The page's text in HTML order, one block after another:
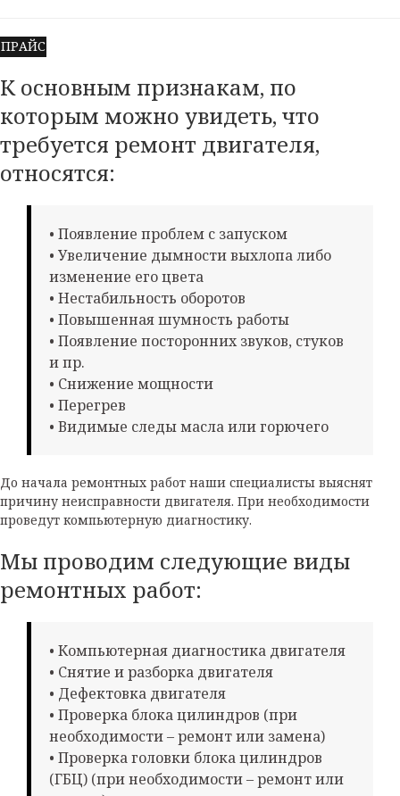
ПРАЙС
К основным признакам, по
которым можно увидеть, что
требуется ремонт двигателя,
относятся:
• Появление проблем с запуском
• Увеличение дымности выхлопа либо
изменение его цвета
• Нестабильность оборотов
• Повышенная шумность работы
• Появление посторонних звуков, стуков
и пр.
• Снижение мощности
• Перегрев
• Видимые следы масла или горючего
До начала ремонтных работ наши специалисты выяснят
причину неисправности двигателя. При необходимости
проведут компьютерную диагностику.
Мы проводим следующие виды
ремонтных работ:
• Компьютерная диагностика двигателя
• Снятие и разборка двигателя
• Дефектовка двигателя
• Проверка блока цилиндров (при
необходимости – ремонт или замена)
• Проверка головки блока цилиндров
(ГБЦ) (при необходимости – ремонт или